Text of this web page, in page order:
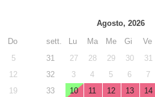
Do
5
12
19
Agosto, 2026
sett.
Lu Ma Me Gi Ve
31
27 28 29 30 31
32
3 4 5 6 7
33
10 11 12 13 14